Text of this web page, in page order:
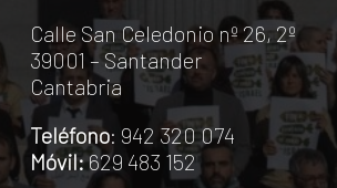
Calle San Celedonio nº 26, 2º
39001 – Santander
Cantabria
Teléfono: 942 320 074
Móvil:629 483 152